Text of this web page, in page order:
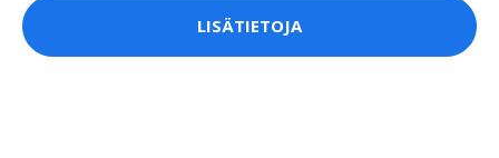
LISÄTIETOJA